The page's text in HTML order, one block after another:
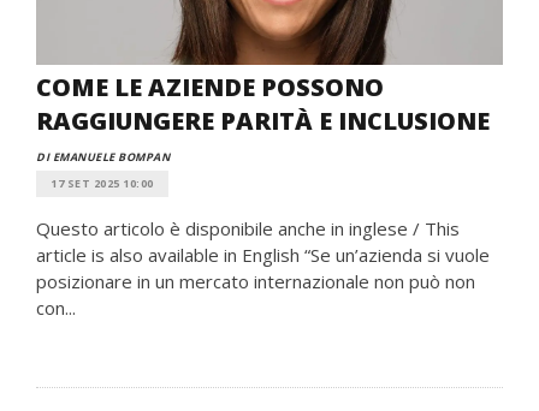
COME LE AZIENDE POSSONO
RAGGIUNGERE PARITÀ E INCLUSIONE
DI EMANUELE BOMPAN
17 SET 2025 10:00
Questo articolo è disponibile anche in inglese / This
article is also available in English “Se un’azienda si vuole
posizionare in un mercato internazionale non può non
con...